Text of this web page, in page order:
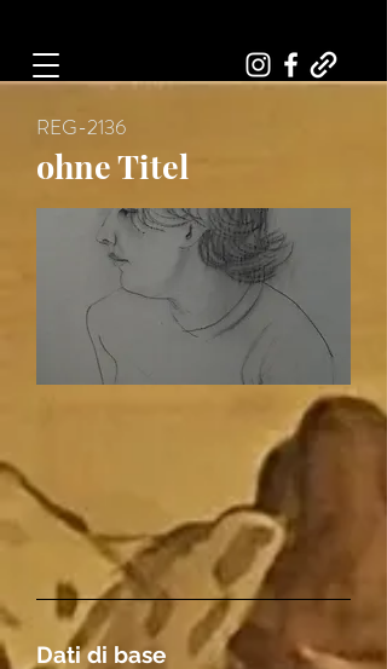
REG-2136
ohne Titel
Dati di base